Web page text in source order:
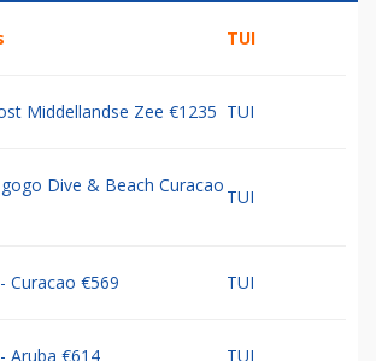
TUI
Middellandse Zee €1235 TUI
Dive & Beach Curacao
TUI
Curacao €569 TUI
Aruba €614 TUI